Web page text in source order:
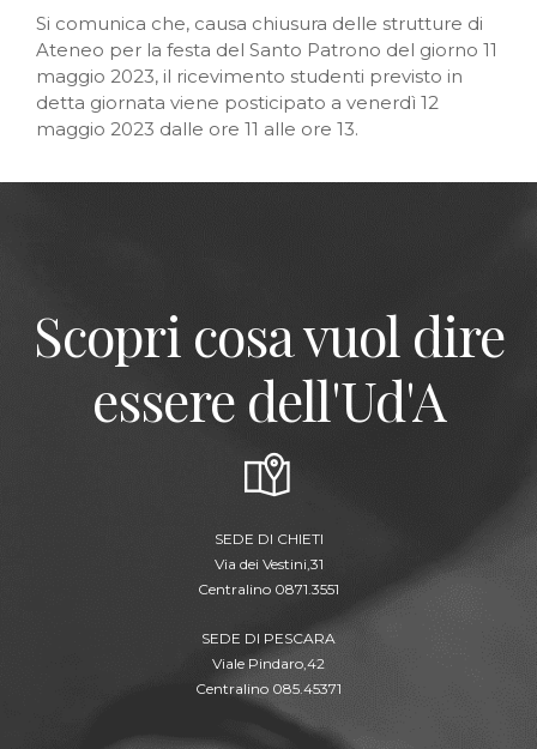
Si comunica che, causa chiusura delle strutture di
Ateneo per la festa del Santo Patrono del giorno 11
maggio 2023, il ricevimento studenti previsto in
detta giornata viene posticipato a venerdì 12
maggio 2023 dalle ore 11 alle ore 13.
Scopri cosa vuol dire
essere dell'Ud'A
SEDE DI CHIETI
Via dei Vestini,31
Centralino 0871.3551
SEDE DI PESCARA
Viale Pindaro,42
Centralino 085.45371